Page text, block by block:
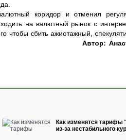
коридор и отменил
на валютный рынок с
чтобы сбить ажиотажный,
Автор:
Как изменятся
из-за нестабильного